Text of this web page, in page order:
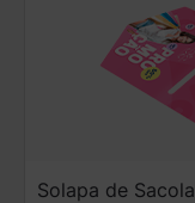
Solapa de Sacola